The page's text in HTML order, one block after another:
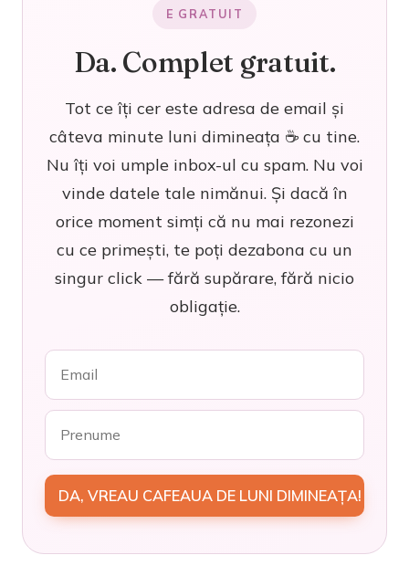
E GRATUIT
Da. Complet gratuit.
Tot ce îți cer este adresa de email și
câteva minute luni dimineața ☕ cu tine.
Nu îți voi umple inbox-ul cu spam. Nu voi
vinde datele tale nimănui. Și dacă în
orice moment simți că nu mai rezonezi
cu ce primești, te poți dezabona cu un
singur click — fără supărare, fără nicio
obligație.
DA, VREAU CAFEAUA DE LUNI DIMINEAȚA!